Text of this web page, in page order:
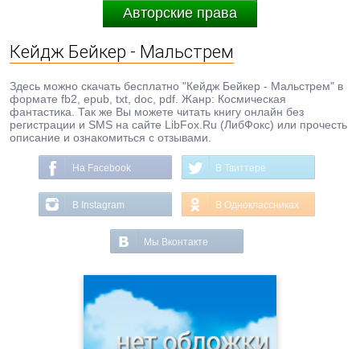
Авторские права
Кейдж Бейкер - Мальстрем
Здесь можно скачать бесплатно "Кейдж Бейкер - Мальстрем" в
формате fb2, epub, txt, doc, pdf. Жанр: Космическая
фантастика. Так же Вы можете читать книгу онлайн без
регистрации и SMS на сайте LibFox.Ru (ЛибФокс) или прочесть
описание и ознакомиться с отзывами.
На Facebook В Твиттере
В Instagram В Одноклассниках
Мы Вконтакте